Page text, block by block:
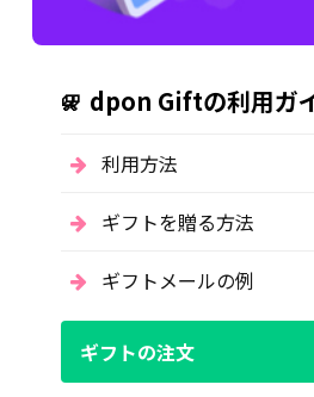
dpon Giftの利用ガ
利用方法
ギフトを贈る方法
ギフトメールの例
ギフトの注文